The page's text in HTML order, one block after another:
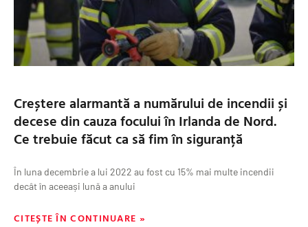
Creștere alarmantă a numărului de incendii și
decese din cauza focului în Irlanda de Nord.
Ce trebuie făcut ca să fim în siguranță
În luna decembrie a lui 2022 au fost cu 15% mai multe incendii
decât în aceeași lună a anului
CITEȘTE ÎN CONTINUARE »